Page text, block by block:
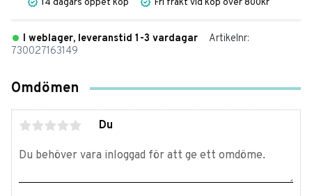
I weblager, leveranstid 1-3 vardagar
Artikelnr
730027163149
Omdömen
Du